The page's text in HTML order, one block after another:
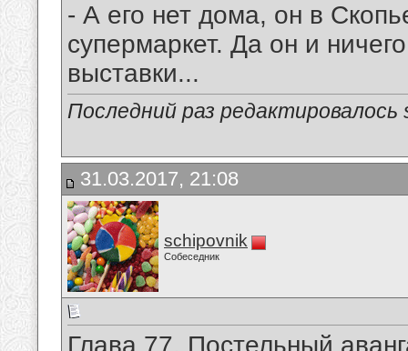
- А его нет дома, он в
супермаркет. Да он и
выставки...
Последний раз
31.03.2017, 21:08
schipovnik
Собеседник